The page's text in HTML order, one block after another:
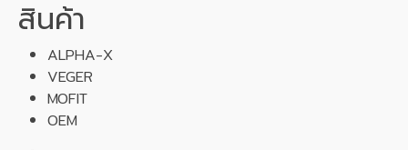
สินค้า
ALPHA-X
VEGER
MOFIT
OEM